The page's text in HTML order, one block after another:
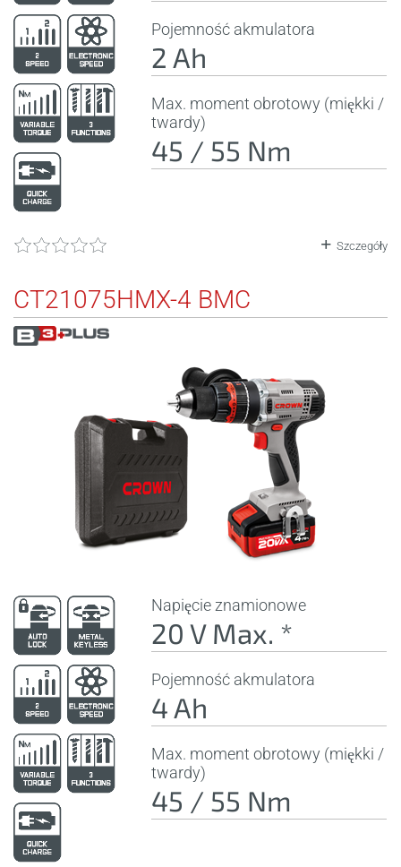
Pojemność akmulatora
2 Ah
Max. moment obrotowy (miękki /
twardy)
45 / 55 Nm
Szczegóły
CT21075HMX-4 BMC
Napięcie znamionowe
20 V Max. *
Pojemność akmulatora
4 Ah
Max. moment obrotowy (miękki /
twardy)
45 / 55 Nm